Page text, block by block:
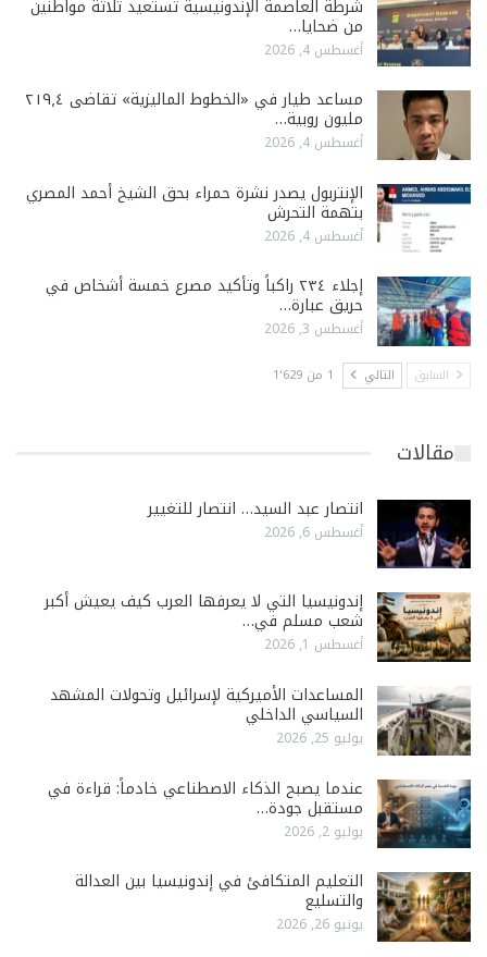
شرطة العاصمة الإندونيسية تستعيد ثلاثة مواطنين
من ضحايا…
أغسطس 4, 2026
مساعد طيار في «الخطوط الماليزية» تقاضى ٢١٩٫٤
مليون روبية…
أغسطس 4, 2026
الإنتربول يصدر نشرة حمراء بحق الشيخ أحمد المصري
بتهمة التحرش
أغسطس 4, 2026
إجلاء ٢٣٤ راكباً وتأكيد مصرع خمسة أشخاص في
حريق عبارة…
أغسطس 3, 2026
السابق التالي 1 من 1٬629
مقالات
انتصار عبد السيد… انتصار للتغيير
أغسطس 6, 2026
إندونيسيا التي لا يعرفها العرب كيف يعيش أكبر
شعب مسلم في…
أغسطس 1, 2026
المساعدات الأميركية لإسرائيل وتحولات المشهد
السياسي الداخلي
يوليو 25, 2026
عندما يصبح الذكاء الاصطناعي خادماً: قراءة في
مستقبل جودة…
يوليو 2, 2026
التعليم المتكافئ في إندونيسيا بين العدالة
والتسليع
يونيو 26, 2026